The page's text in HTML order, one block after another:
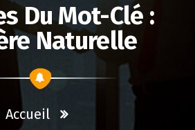
Du Mot-Clé :
Naturelle
Accueil